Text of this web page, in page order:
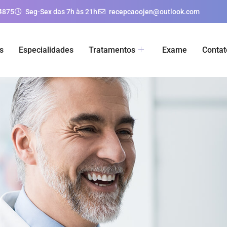
Seg-Sex das 7h às 21h recepcaoojen@outlook.com
Especialidades Tratamentos Exame